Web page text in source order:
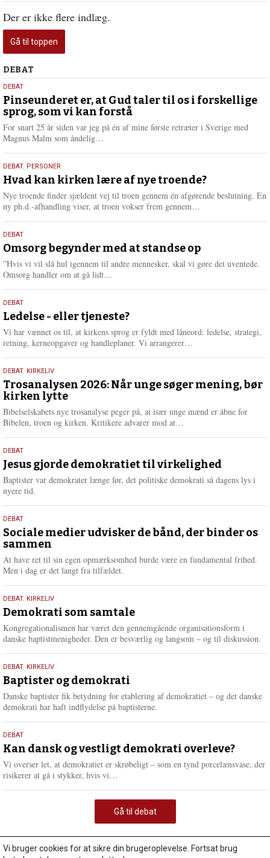
Der er ikke flere indlæg.
Gå til toppen
Debat
DEBAT
5.
august
2026
DEBAT
Pinseunderet er, at Gud taler til os i forskellige
sprog, som vi kan forstå
For snart 25 år siden var jeg på én af mine første retræter i Sverige med
Magnus Malm som åndelig…
e
r
e
25.
juli
2026
DEBAT, PERSONER
Hvad kan kirken lære af nye troende?
Nye troende finder sjældent vej til troen gennem én afgørende beslutning. En
ny ph.d.-afhandling viser, at troen vokser frem gennem…
e
r
e
9.
juli
2026
DEBAT
Omsorg begynder med at standse op
”Hvis vi vil slå hul igennem til andre mennesker, skal vi gøre det uventede.
Omsorg handler om at gå lidt…
e
r
e
10.
juni
2026
DEBAT
Ledelse - eller tjeneste?
Vi har vænnet os til, at kirkens sprog er fyldt med låneord: ledelse, strategi,
retning, kerneopgaver og handleplaner. Vi arrangerer…
e
2.
juni
2026
DEBAT, KIRKELIV
Trosanalysen 2026: Når unge søger mening, bør
kirken lytte
Bibelselskabets nye trosanalyse peger på, at især unge mænd er åbne for
Bibelen, troen og kirken. Kritikere advarer mod at…
e
r
18.
maj
2026
DEBAT
Jesus gjorde demokratiet til virkelighed
Baptister var demokrater længe før, det politiske demokrati så dagens lys i
nyere tid.
18.
maj
2026
DEBAT
Sociale medier udvisker de bånd, der binder os
sammen
At have ret til sin egen opmærksomhed burde være en fundamental frihed.
Men i dag er det langt fra tilfældet.
18.
maj
2026
DEBAT, KIRKELIV
Demokrati som samtale
Kongregationalismen har været den gennemgående organisationsform i
danske baptistmenigheder. Den er besværlig og langsom – og til diskussion.
18.
maj
2026
DEBAT, KIRKELIV
Baptister og demokrati
Danske baptister fik betydning for etablering af demokratiet – og det danske
demokrati har haft indflydelse på baptisterne.
18.
maj
2026
DEBAT
Kan dansk og vestligt demokrati overleve?
Vi overser let, at demokratiet er skrøbeligt – som en tynd porcelænsvase, der
risikerer at gå i stykker, hvis vi…
m
e
e
Gå til debat
Vi bruger cookies for at sikre din brugeroplevelse. Fortsat brug